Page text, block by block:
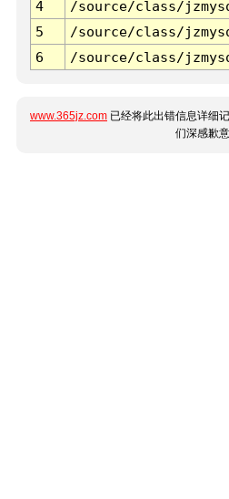
4
/source/class/
5
/source/class/
6
/source/class/
www.365jz.com 已经将此出错信息详细
们深感歉